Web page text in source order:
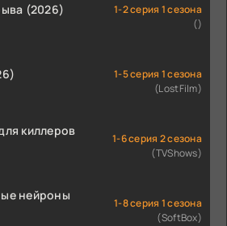
(2026)
1-2 серия 1 сезона
()
1-5 серия 1 сезона
(LostFilm)
киллеров
1-6 серия 2 сезона
(TVShows)
нейроны
1-8 серия 1 сезона
(SoftBox)